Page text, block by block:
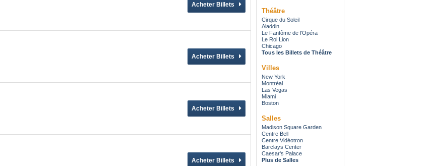
Théâtre
Cirque du Soleil
Aladdin
Le Fantôme de l'Opéra
Le Roi Lion
Chicago
Tous les Billets de Théâtre
Villes
New York
Montréal
Las Vegas
Miami
Boston
Salles
Madison Square Garden
Centre Bell
Centre Vidéotron
Barclays Center
Caesar's Palace
Plus de Salles